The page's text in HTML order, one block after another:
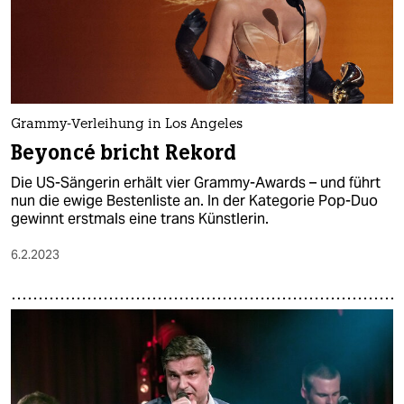
Grammy-Verleihung in Los Angeles
Beyoncé bricht Rekord
Die US-Sängerin erhält vier Grammy-Awards – und führt
nun die ewige Bestenliste an. In der Kategorie Pop-Duo
gewinnt erstmals eine trans Künstlerin.
6.2.2023